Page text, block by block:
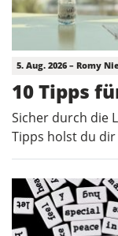
5. Aug. 2026 – Romy
10 Tipps
Sicher durch die
Tipps holst du